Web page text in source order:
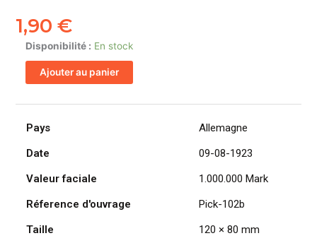
1,90€
Disponibilité : En stock
quantité
de
ALLEMAGNE
Reichsbank
Mark
08-
1923
Ajouter au panier
Pays
Allemagne
Date
09-08-1923
Valeur faciale
1.000.000 Mark
Réference d'ouvrage
Pick-102b
Taille
120 × 80 mm